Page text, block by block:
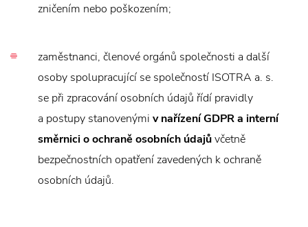
zničením nebo poškozením;
zaměstnanci, členové orgánů společnosti a další
osoby spolupracující se společností ISOTRA a. s.
se při zpracování osobních údajů řídí pravidly
a postupy stanovenými v nařízení GDPR a interní
směrnici o ochraně osobních údajůvčetně
bezpečnostních opatření zavedených k ochraně
osobních údajů.